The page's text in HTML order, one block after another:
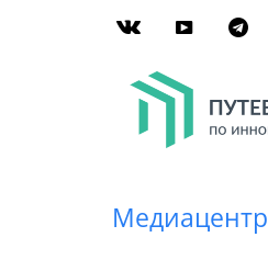
Медиацентр